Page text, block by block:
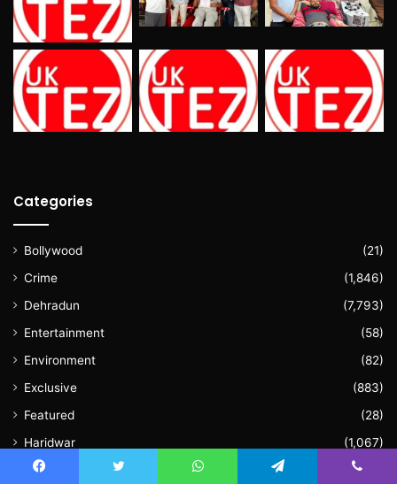
Categories
Bollywood
(21)
Crime
(1,846)
Dehradun
(7,793)
Entertainment
(58)
Environment
(82)
Exclusive
(883)
Featured
(28)
Haridwar
(1,067)
Health
(998)